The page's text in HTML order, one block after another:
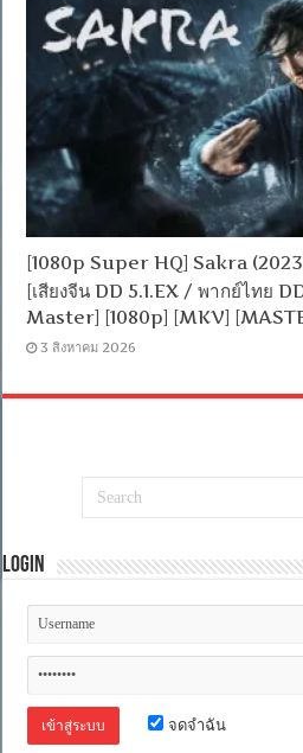
[1080p Super HQ] Sakra
[เสียงจีน DD 5.1.EX / พากย์ไทย
Master] [1080p] [MKV]
3 สิงหาคม 2026
Login
จดจำฉัน